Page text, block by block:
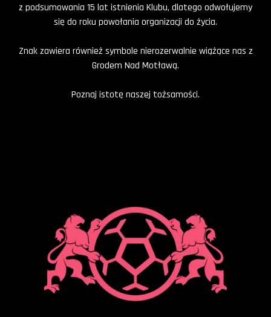
z podsumowania 15 lat istnienia Klubu, dlatego odwołujemy
się do roku powołania organizacji do życia.
Znak zawiera również symbole nierozerwalnie wiążące nas z
Grodem Nad Motławą.
Poznaj istotę naszej tożsamości.